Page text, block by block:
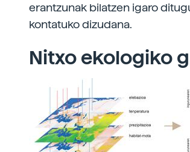
erantzunak bilatzen igaro
kontatuko dizudana.
Nitxo ekologiko